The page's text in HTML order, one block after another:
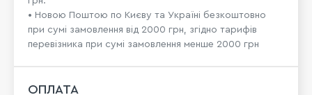
• Новою Поштою по Києву та Україні безкоштовно
при сумі замовлення від 2000 грн, згідно тарифів
перевізника при сумі замовлення менше 2000 грн
ОПЛАТА